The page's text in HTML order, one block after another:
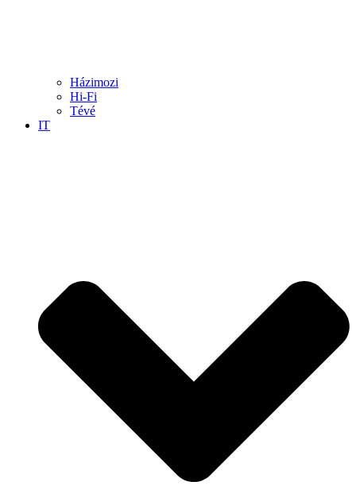
Házimozi
Hi-Fi
Tévé
IT